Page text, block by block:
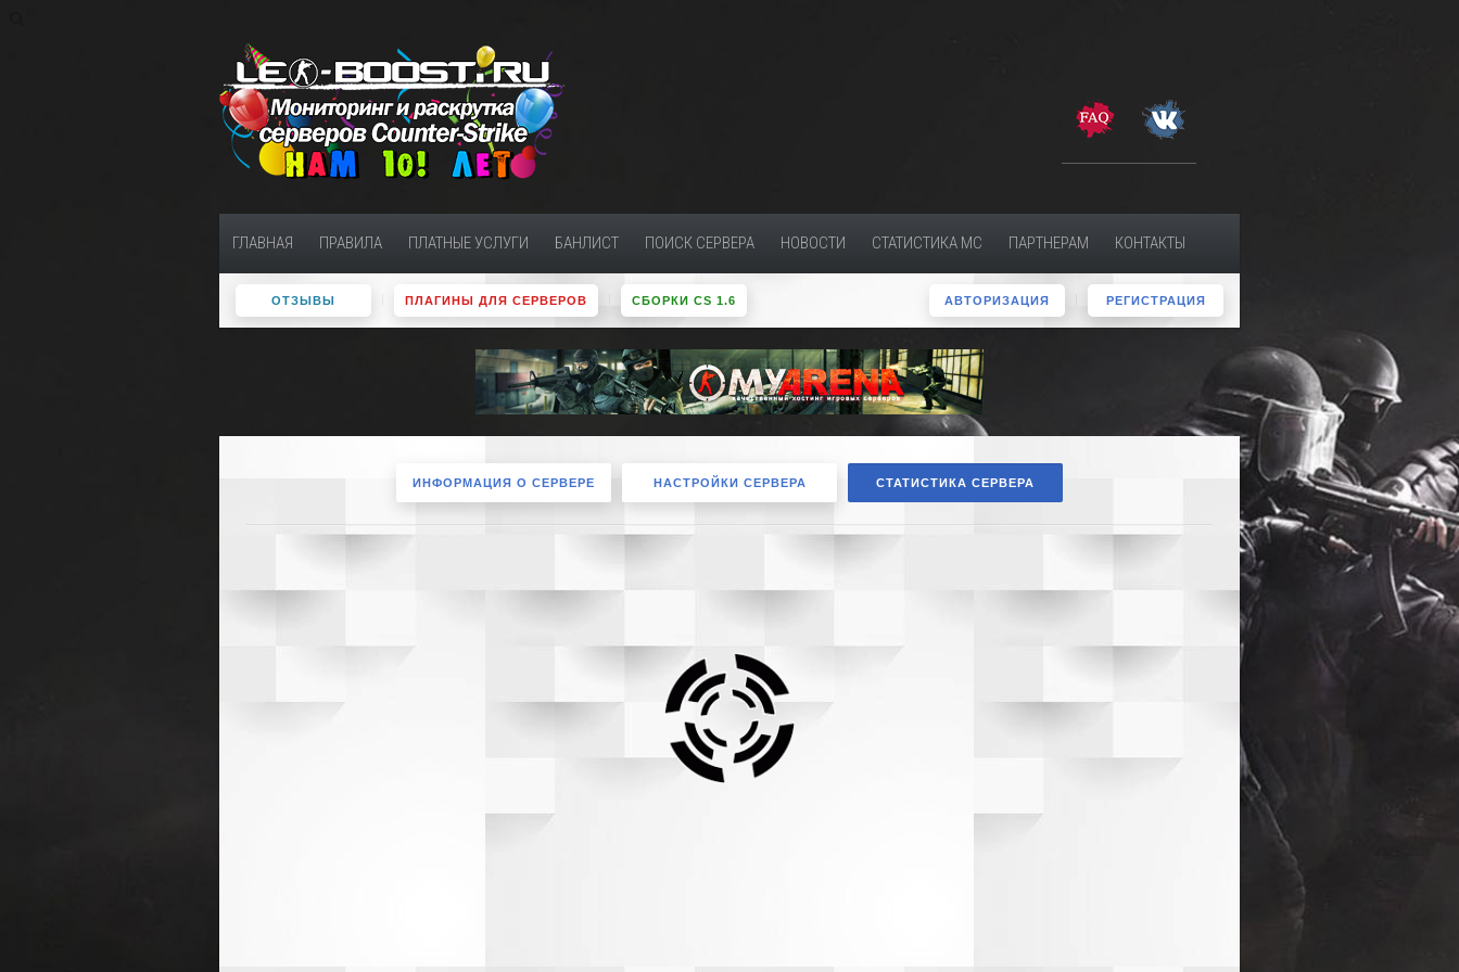
ГЛАВНАЯ ПРАВИЛА ПЛАТНЫЕ УСЛУГИ БАНЛИСТ ПОИСК СЕРВЕРА НОВОСТИ СТАТИСТИКА МС ПАРТНЕРАМ КОНТАКТЫ
ОТЗЫВЫ ПЛАГИНЫ ДЛЯ СЕРВЕРОВ СБОРКИ CS 1.6 АВТОРИЗАЦИЯ РЕГИСТРАЦИЯ
ИНФОРМАЦИЯ О СЕРВЕРЕ НАСТРОЙКИ СЕРВЕРА СТАТИСТИКА СЕРВЕРА